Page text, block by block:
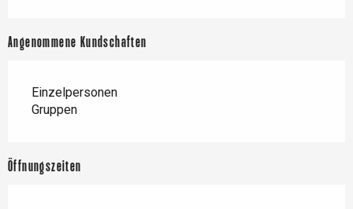
Angenommene Kundschaften
Einzelpersonen
Gruppen
Öffnungszeiten